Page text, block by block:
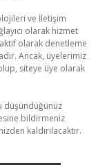
ve İletişim
olarak hizmet
olarak denetleme
Ancak, üyelerimiz
siteye üye olarak
düşündüğünüz
bildirmeniz
kaldırılacaktır.